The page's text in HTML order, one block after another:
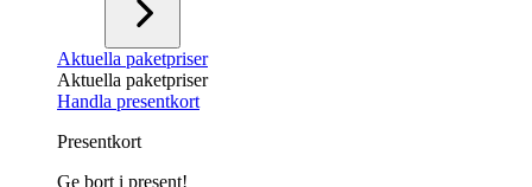
Aktuella paketpriser
Aktuella paketpriser
Handla presentkort
Presentkort
Ge bort i present!